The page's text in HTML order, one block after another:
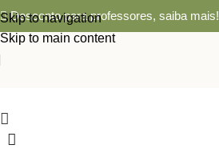
Skip to navigation
Skip to main content
Desconto para professores, saiba mais!